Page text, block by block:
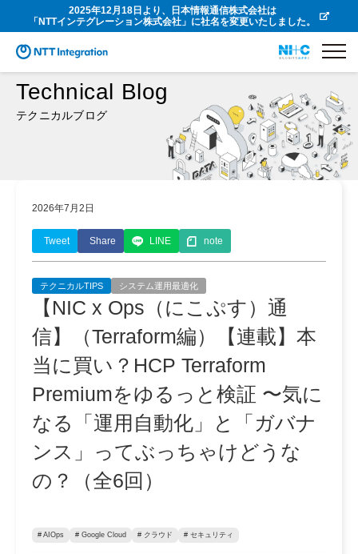
2025年12月18日より、日本情報通信株式会社は
「NTTインテグレーション株式会社」に社名を変更いたしました。
Technical Blog
テクニカルブログ
2026年7月2日
Tweet Share LINE note
テクニカルTIPS システム運用最適化
【NIC x Ops（にこぷす）通
信】（Terraform編）【連載】本
当に買い？HCP Terraform
Premiumをゆるっと検証 〜気に
なる「運用自動化」と「ガバナ
ンス」ってぶっちゃけどうな
の？（全6回）
# AIOps # Google Cloud # クラウド # セキュリティ